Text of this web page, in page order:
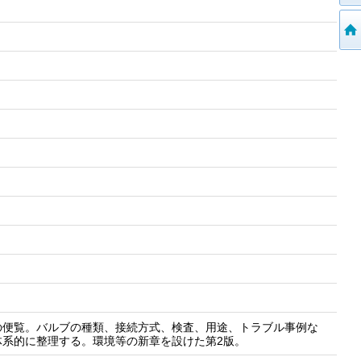
覧。バルブの種類、接続方式、検査、用途、トラブル事例な
的に整理する。環境等の新章を設けた第2版。